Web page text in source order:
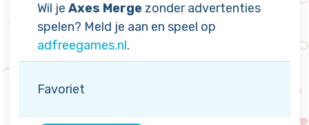
Wil je Axes Merge zonder advertenties
spelen? Meld je aan en speel op
adfreegames.nl.
Favoriet